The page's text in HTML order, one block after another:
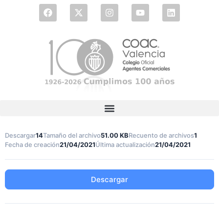
Descargar14Tamaño del archivo51.00 KBRecuento de archivos1
Fecha de creación21/04/2021Última actualización21/04/2021
Descargar